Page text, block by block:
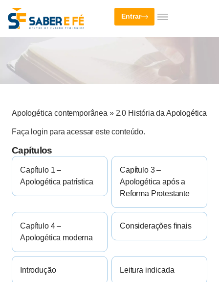
Entrar
Apologética contemporânea » 2.0 História da Apologética
Faça login para acessar este conteúdo.
Capítulos
Capítulo 1 –
Apologética patrística
Capítulo 3 –
Apologética após a
Reforma Protestante
Capítulo 4 –
Apologética moderna
Considerações finais
Introdução Leitura indicada